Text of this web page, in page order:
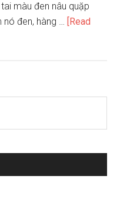
màu đen nâu quặp
nó đen, hàng … [Read